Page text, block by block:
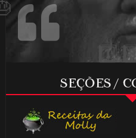
SEÇÕES /
🎂